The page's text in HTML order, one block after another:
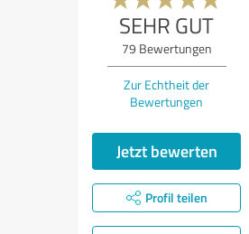
SEHR GUT
79 Bewertungen
Zur Echtheit der
Bewertungen
Jetzt bewerten
Profil teilen